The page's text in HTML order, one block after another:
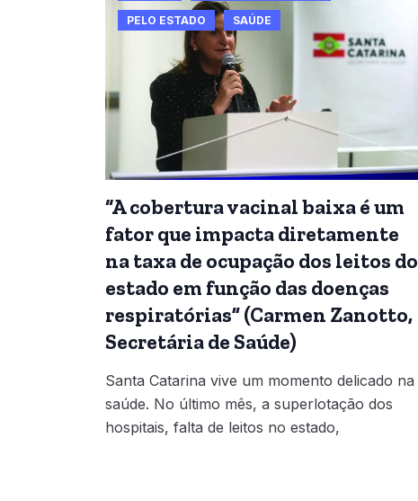
PELO ESTADO SAÚDE
“A cobertura vacinal baixa é um
fator que impacta diretamente
na taxa de ocupação dos leitos do
estado em função das doenças
respiratórias” (Carmen Zanotto,
Secretária de Saúde)
Santa Catarina vive um momento delicado na
saúde. No último mês, a superlotação dos
hospitais, falta de leitos no estado,